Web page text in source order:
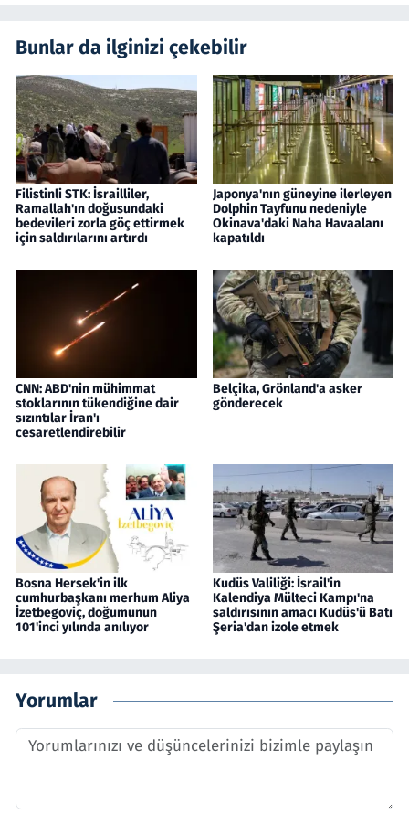
Bunlar da ilginizi çekebilir
Filistinli STK: İsrailliler,
Ramallah'ın doğusundaki
bedevileri zorla göç ettirmek
için saldırılarını artırdı
Japonya'nın güneyine ilerleyen
Dolphin Tayfunu nedeniyle
Okinava'daki Naha Havaalanı
kapatıldı
CNN: ABD'nin mühimmat
stoklarının tükendiğine dair
sızıntılar İran'ı
cesaretlendirebilir
Belçika, Grönland'a asker
gönderecek
Bosna Hersek'in ilk
cumhurbaşkanı merhum Aliya
İzetbegoviç, doğumunun
101'inci yılında anılıyor
Kudüs Valiliği: İsrail'in
Kalendiya Mülteci Kampı'na
saldırısının amacı Kudüs'ü Batı
Şeria'dan izole etmek
Yorumlar